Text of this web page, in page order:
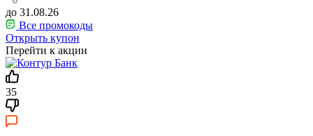
до 31.08.26
Все промокоды
Открыть купон
Перейти к акции
35